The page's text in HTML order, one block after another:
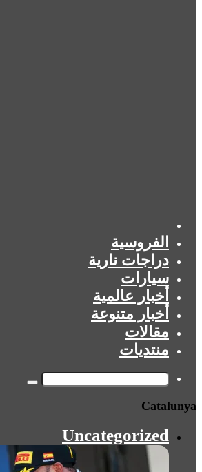
الفروسية
دراجات نارية
سيارات
أخبار عالمية
أخبار متنوعة
مقالات
منتديات
Catalunya
Uncategorized